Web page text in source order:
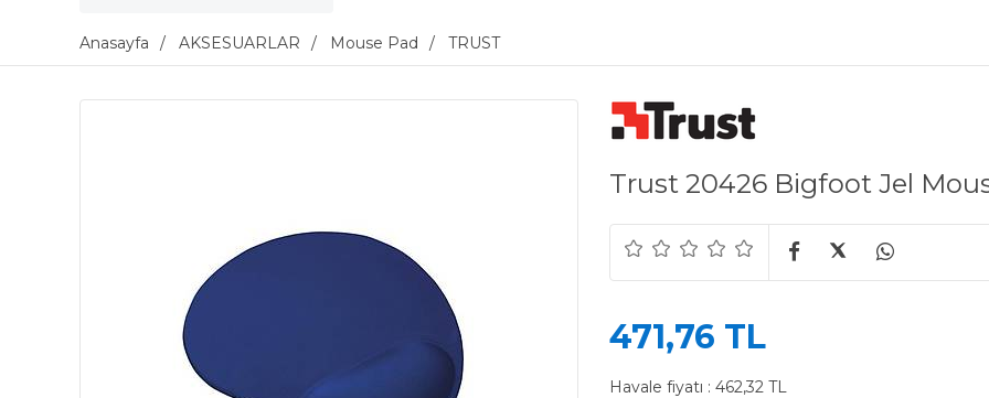
Anasayfa AKSESUARLAR Mouse Pad TRUST
Trust 20426 Bigfoot Jel
471,76 TL
Havale fiyatı : 462,32 TL